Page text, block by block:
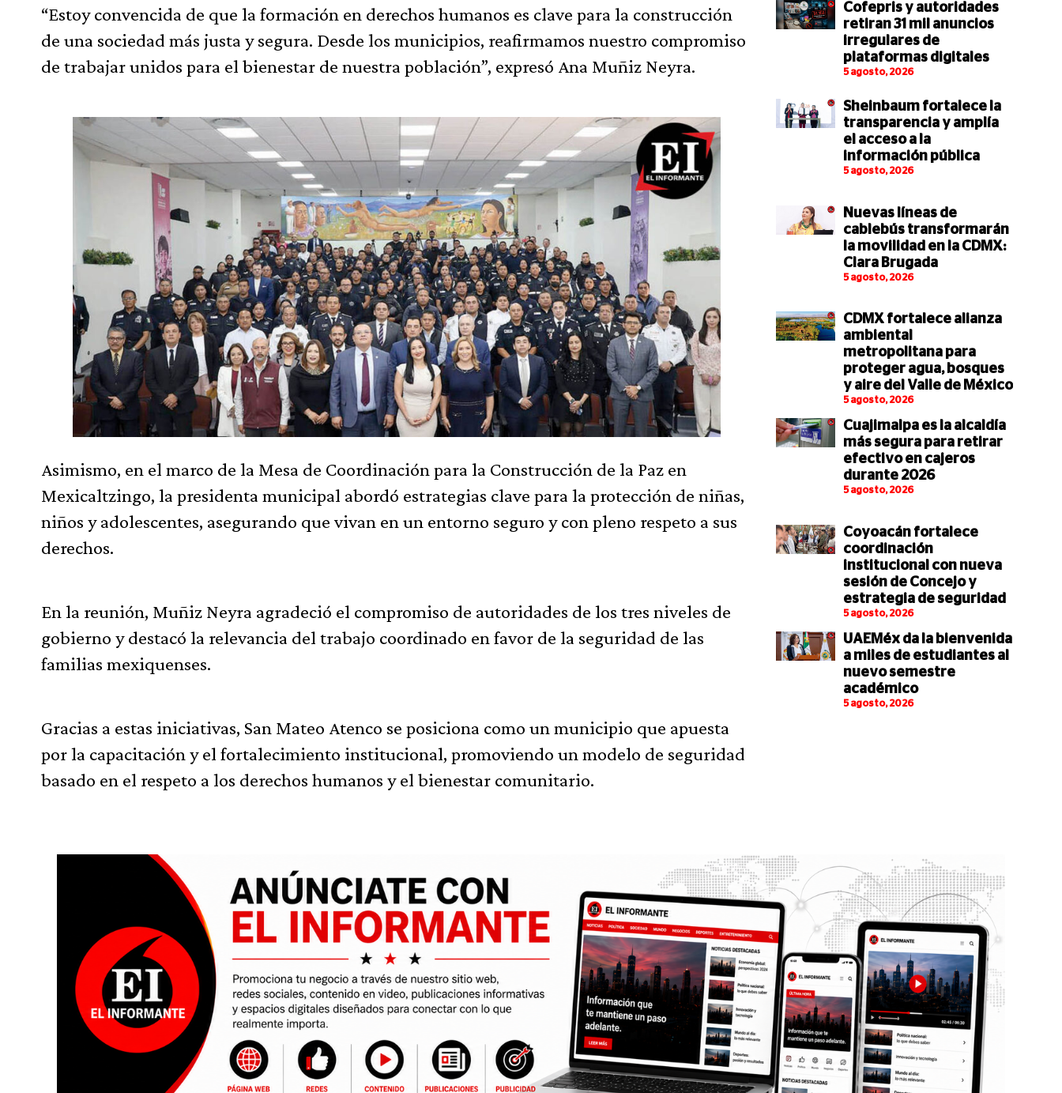
“Estoy convencida de que la formación en derechos humanos es clave para la construcción
de una sociedad más justa y segura. Desde los municipios, reafirmamos nuestro compromiso
de trabajar unidos para el bienestar de nuestra población”, expresó Ana Muñiz Neyra.
Asimismo, en el marco de la Mesa de Coordinación para la Construcción de la Paz en
Mexicaltzingo, la presidenta municipal abordó estrategias clave para la protección de niñas,
niños y adolescentes, asegurando que vivan en un entorno seguro y con pleno respeto a sus
derechos.
En la reunión, Muñiz Neyra agradeció el compromiso de autoridades de los tres niveles de
gobierno y destacó la relevancia del trabajo coordinado en favor de la seguridad de las
familias mexiquenses.
Gracias a estas iniciativas, San Mateo Atenco se posiciona como un municipio que apuesta
por la capacitación y el fortalecimiento institucional, promoviendo un modelo de seguridad
basado en el respeto a los derechos humanos y el bienestar comunitario.
Cofepris y autoridades
retiran 31 mil anuncios
irregulares de
plataformas digitales
5 agosto, 2026
Sheinbaum fortalece la
transparencia y amplía
el acceso a la
información pública
5 agosto, 2026
Nuevas líneas de
cablebús transformarán
la movilidad en la CDMX:
Clara Brugada
5 agosto, 2026
CDMX fortalece alianza
ambiental
metropolitana para
proteger agua, bosques
y aire del Valle de México
5 agosto, 2026
Cuajimalpa es la alcaldía
más segura para retirar
efectivo en cajeros
durante 2026
5 agosto, 2026
Coyoacán fortalece
coordinación
institucional con nueva
sesión de Concejo y
estrategia de seguridad
5 agosto, 2026
UAEMéx da la bienvenida
a miles de estudiantes al
nuevo semestre
académico
5 agosto, 2026